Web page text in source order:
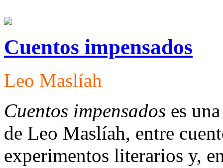
Cuentos impensados
Leo Maslíah
Cuentos impensados es
de Leo Maslíah, entre
experimentos literarios y,